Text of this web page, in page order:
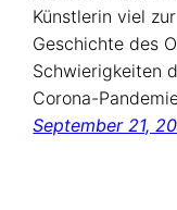
Künstlerin viel
Geschichte des
Schwierigkeiten
Corona-
September 21,